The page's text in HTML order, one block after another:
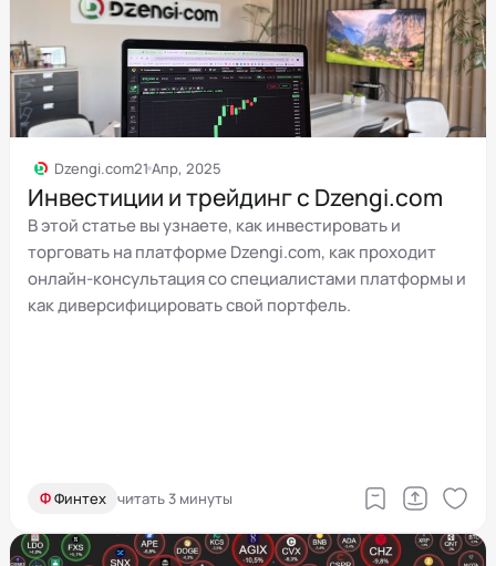
Dzengi.com21 Апр, 2025
Инвестиции и трейдинг с Dzengi.com
В этой статье вы узнаете, как инвестировать и
торговать на платформе Dzengi.com, как проходит
онлайн-консультация со специалистами платформы и
как диверсифицировать свой портфель.
ФФинтех читать 3 минуты